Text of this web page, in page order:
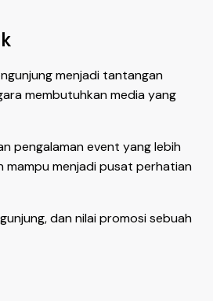
menjadi tantangan
membutuhkan media yang
pengalaman event yang lebih
mampu menjadi pusat perhatian
dan nilai promosi sebuah